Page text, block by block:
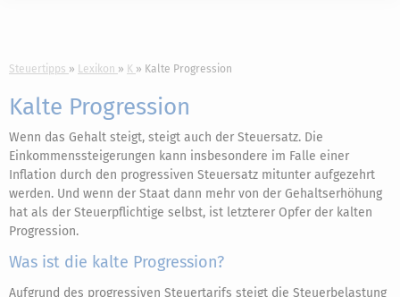
Steuertipps Lexikon K Kalte Progression
Kalte Progression
Wenn das Gehalt steigt, steigt auch der Steuersatz. Die
Einkommenssteigerungen kann insbesondere im Falle einer
Inflation durch den progressiven Steuersatz mitunter aufgezehrt
werden. Und wenn der Staat dann mehr von der Gehaltserhöhung
hat als der Steuerpflichtige selbst, ist letzterer Opfer der kalten
Progression.
Was ist die kalte Progression?
Aufgrund des progressiven Steuertarifs steigt die Steuerbelastung